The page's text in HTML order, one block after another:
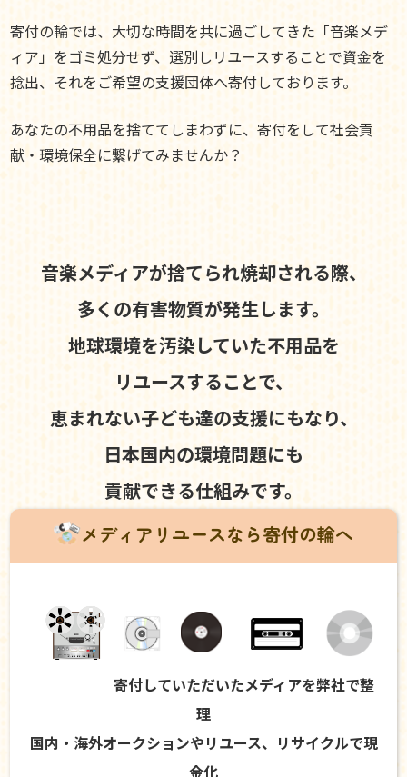
寄付の輪では、大切な時間を共に過ごしてきた「音楽メデ
ィア」をゴミ処分せず、選別しリユースすることで資金を
捻出、それをご希望の支援団体へ寄付しております。
あなたの不用品を捨ててしまわずに、寄付をして社会貢
献・環境保全に繋げてみませんか？
音楽メディアが捨てられ焼却される際、
多くの有害物質が発生します。
地球環境を汚染していた不用品を
リユースすることで、
恵まれない子ども達の支援にもなり、
日本国内の環境問題にも
貢献できる仕組みです。
メディアリユースなら寄付の輪へ
寄付していただいたメディアを弊社で整
理
国内・海外オークションやリユース、リサイクルで現
金化